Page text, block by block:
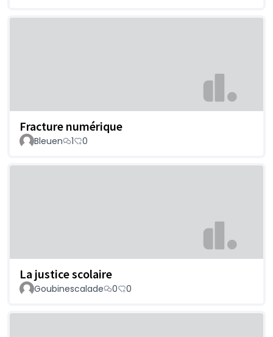
Fracture numérique
Bleuen 1 0
La justice scolaire
Goubinescalade 0 0